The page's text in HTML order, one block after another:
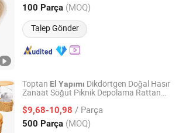
100 Parça (MOQ)
Talep Gönder
Fiyat 2011
Toptan El Yapımı Dikdörtgen Doğal Hasır
Zanaat Söğüt Piknik Depolama Rattan
$9,68-10,98 / Parça
500 Parça (MOQ)
Co., Ltd.
Fiyat 2023